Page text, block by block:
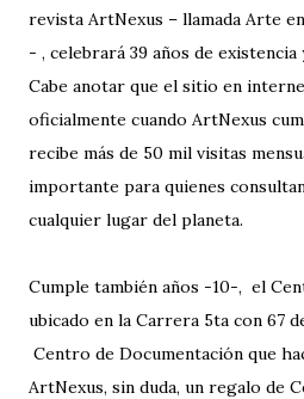
revista ArtNexus – llamada Arte
- , celebrará 39 años de existencia
Cabe anotar que el sitio en
oficialmente cuando ArtNexus
recibe más de 50 mil visitas
importante para quienes
cualquier lugar del planeta.
Cumple también años -10-, el
ubicado en la Carrera 5ta con 67
Centro de Documentación que
ArtNexus, sin duda, un regalo de